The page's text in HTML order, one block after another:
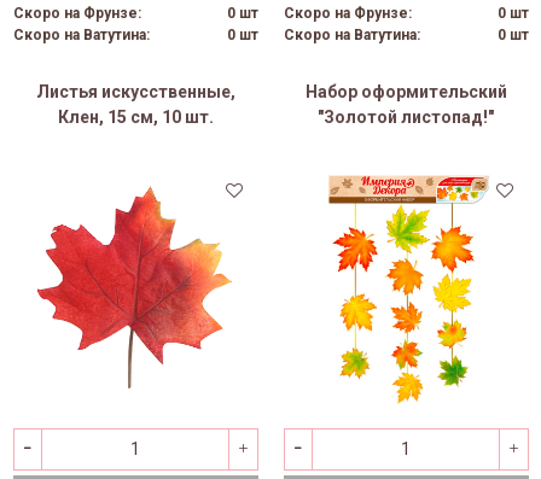
Скоро на Фрунзе:
0 шт
Скоро на Ватутина:
0 шт
Скоро на Фрунзе:
0 шт
Скоро на Ватутина:
0 шт
Листья искусственные,
Клен, 15 см, 10 шт.
Набор оформительский
"Золотой листопад!"